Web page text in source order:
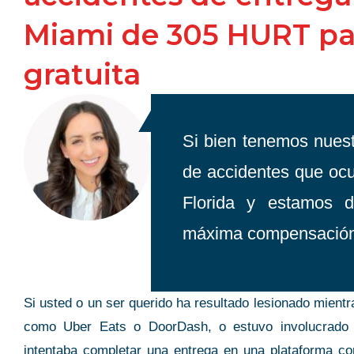
Miami de 305 HURT
gratuita
Si bien tenemos
de accidentes que
Florida y estamos
máxima
Si usted o un ser querido ha resultado lesionado
como Uber Eats o DoorDash, o estuvo
intentaba completar una entrega en una plataforma
with my case, Top
& communication. Thank
THE
an amazing job guiding my
throughout my nine-month
She made nine months feel
providing thorough answers
known her forever she’s so
highly recommend Gina
exceptional customer